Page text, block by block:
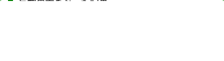
反響の大きかった記事